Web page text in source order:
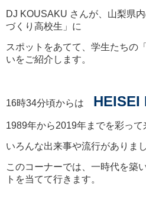
DJ KOUSAKU さんが、山梨県
づくり高校生」に
スポットをあてて、学生たちの
いをご紹介します。
16時34分頃からは HEISEI
1989年から2019年までを彩って
いろんな出来事や流行がありま
このコーナーでは、一時代を築
トを当てて行きます。